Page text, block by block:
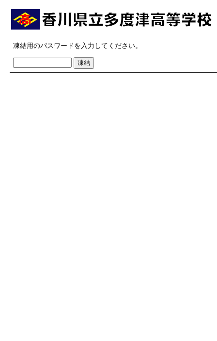
凍結用のパスワードを入力してください。